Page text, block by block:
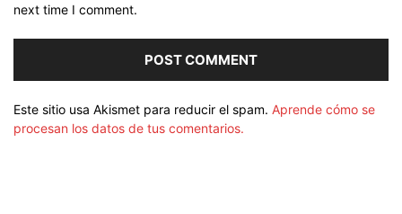
next time I comment.
Este sitio usa Akismet para reducir el spam. Aprende cómo se
procesan los datos de tus comentarios.